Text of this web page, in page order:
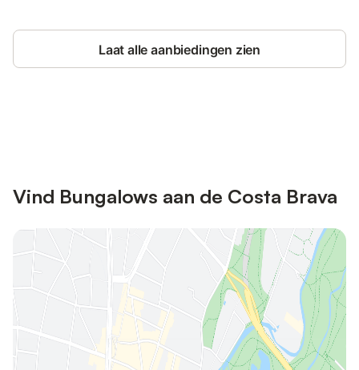
Laat alle aanbiedingen zien
Vind Bungalows aan de Costa Brava